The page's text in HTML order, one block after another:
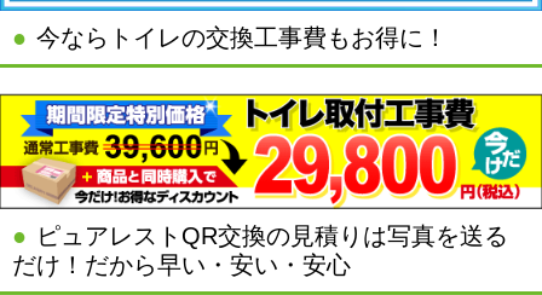
今ならトイレの交換工事費もお得に！
ピュアレストQR交換の見積りは写真を送る
だけ！だから早い・安い・安心